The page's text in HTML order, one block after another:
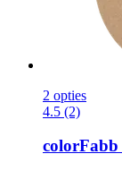
2 opties
4.5 (2)
colorFabb